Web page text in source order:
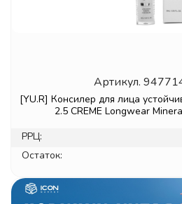
Артикул.
[YU.R] Консилер для лица
2.5 CREME Longwear
РРЦ:
Остаток: